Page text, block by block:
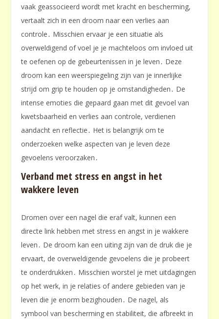
vaak geassocieerd wordt met kracht en bescherming,
vertaalt zich in een droom naar een verlies aan
controle․ Misschien ervaar je een situatie als
overweldigend of voel je je machteloos om invloed uit
te oefenen op de gebeurtenissen in je leven․ Deze
droom kan een weerspiegeling zijn van je innerlijke
strijd om grip te houden op je omstandigheden․ De
intense emoties die gepaard gaan met dit gevoel van
kwetsbaarheid en verlies aan controle, verdienen
aandacht en reflectie․ Het is belangrijk om te
onderzoeken welke aspecten van je leven deze
gevoelens veroorzaken․
Verband met stress en angst in het
wakkere leven
Dromen over een nagel die eraf valt, kunnen een
directe link hebben met stress en angst in je wakkere
leven․ De droom kan een uiting zijn van de druk die je
ervaart, de overweldigende gevoelens die je probeert
te onderdrukken․ Misschien worstel je met uitdagingen
op het werk, in je relaties of andere gebieden van je
leven die je enorm bezighouden․ De nagel, als
symbool van bescherming en stabiliteit, die afbreekt in